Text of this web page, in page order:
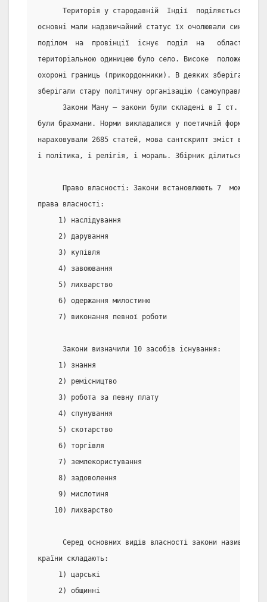
Територія у стародавній  Індії  поділяється  на
основні мали надзвичайний статус їх очолювали сини
поділом  на  провінції  існує  поділ  на   області
територіальною одиницею було село. Високе  положення
охороні границь (прикордонники). В деяких зберігалися
зберігали стару політичну організацію
Закони Ману – закони були складені в І ст. до
були брахмани. Норми викладалися у поетичній формі ,
нараховували 2685 статей, мова сантскрипт зміст
і політика, і релігія, і мораль. Збірник ділиться на
Право власності: Закони встановлюють 7  можливих
права власності:
     1) наслідування
     2) дарування
     3) купівля
     4) завоювання
     5) лихварство
     6) одержання милостиню
     7) виконання певної роботи
      Закони визначили 10 засобів існування:
     1) знання
     2) ремісництво
     3) робота за певну плату
     4) спунування
     5) скотарство
     6) торгівля
     7) землекористування
     8) задоволення
     9) мислотиня
    10) лихварство
Серед основних видів власності закони називають
країни складають:
     1) царські
     2) общинні